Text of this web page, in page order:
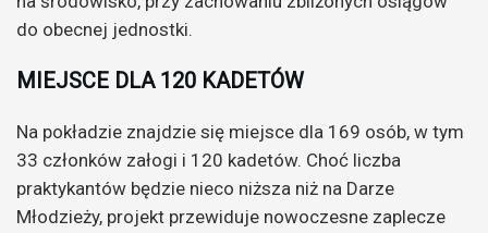
do obecnej jednostki.
MIEJSCE DLA 120 KADETÓW
Na pokładzie znajdzie się miejsce dla 169 osób, w tym
33 członków załogi i 120 kadetów. Choć liczba
praktykantów będzie nieco niższa niż na Darze
Młodzieży, projekt przewiduje nowoczesne zaplecze